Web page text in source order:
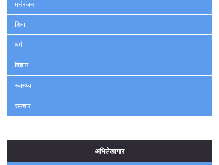
मनोरंजन
शिक्षा
धर्म
विज्ञान
स्वास्थ्य
समचार
अभिलेखागार